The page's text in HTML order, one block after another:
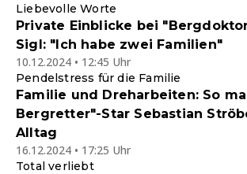
Liebevolle Worte
Private Einblicke bei
Sigl: "Ich habe zwei Familien"
10.12.2024 • 12:45 Uhr
Pendelstress für die Familie
Familie und Dreharbeiten: So
Bergretter"-Star Sebastian
Alltag
16.12.2024 • 17:25 Uhr
Total verliebt